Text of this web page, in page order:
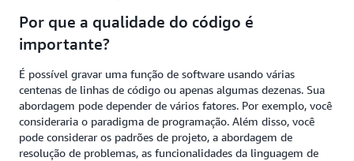
Por que a qualidade do código é
importante?
É possível gravar uma função de software usando várias
centenas de linhas de código ou apenas algumas dezenas. Sua
abordagem pode depender de vários fatores. Por exemplo, você
consideraria o paradigma de programação. Além disso, você
pode considerar os padrões de projeto, a abordagem de
resolução de problemas, as funcionalidades da linguagem de